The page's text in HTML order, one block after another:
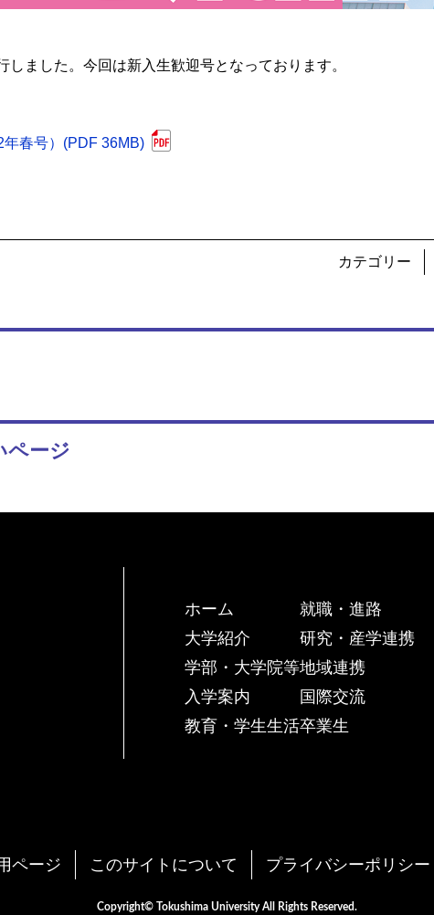
しました。今回は新入生歓迎号となっております。
春号）(PDF 36MB)
カテゴリー
ページ
ホーム
大学紹介
学部・大学院等
入学案内
教育・学生生活
就職・進路
研究・産学連携
地域連携
国際交流
卒業生
ページ このサイトについて プライバシーポリシー
Copyright© Tokushima University All Rights Reserved.